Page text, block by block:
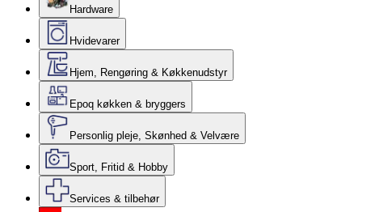
Hardware
Hvidevarer
Hjem, Rengøring & Køkkenudstyr
Epoq køkken & bryggers
Personlig pleje, Skønhed & Velvære
Sport, Fritid & Hobby
Services & tilbehør